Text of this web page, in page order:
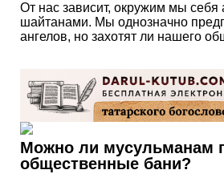
От нас зависит, окружим мы себя
шайтанами. Мы однозначно
ангелов, но захотят ли нашего
Можно ли мусульманам
общественные бани?